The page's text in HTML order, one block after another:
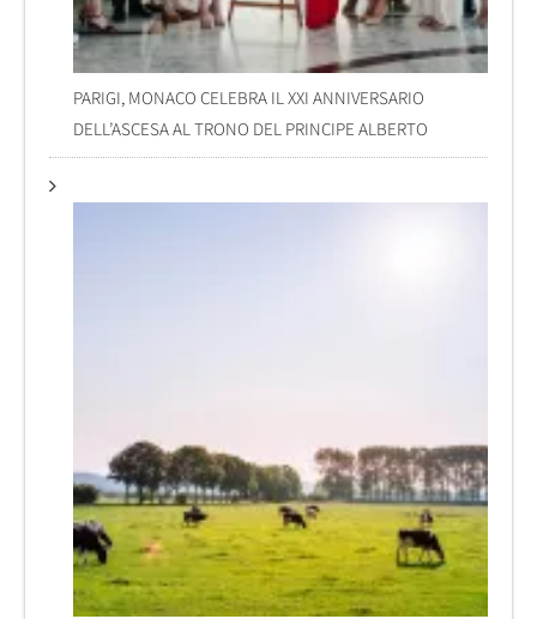
PARIGI, MONACO CELEBRA IL XXI ANNIVERSARIO
DELL’ASCESA AL TRONO DEL PRINCIPE ALBERTO